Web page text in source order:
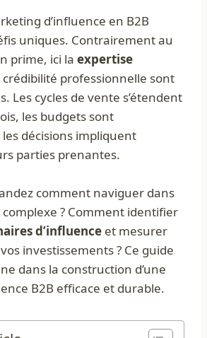
d’influence en B2B
uniques. Contrairement au
prime, ici la expertise
crédibilité professionnelle sont
Les cycles de vente s’étendent
les budgets sont
décisions impliquent
parties prenantes.
comment naviguer dans
? Comment identifier
d’influence et mesurer
investissements ? Ce guide
dans la construction d’une
B2B efficace et durable.